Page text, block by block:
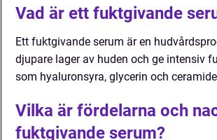
Vad är ett fuktgivande
Ett fuktgivande serum är en
djupare lager av huden och ge intensiv
som hyaluronsyra, glycerin och
Vilka är fördelarna och
fuktgivande serum?